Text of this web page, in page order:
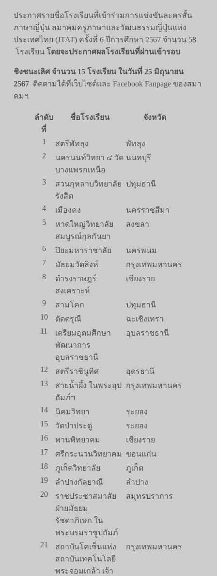
ประกาศรายชื่อโรงเรียนที่เข้าร่วมการแข่งขันละครสั้น
ภาษาญี่ปุ่น สมาคมครูภาษาและวัฒนธรรมญี่ปุ่นแห่ง
ประเทศไทย (JTAT) ครั้งที่ 6 ปีการศึกษา 2567 จำนวน 58
โรงเรียน โดยจะประกาศผลโรงเรียนที่ผ่านเข้ารอบ
ชิงชนะเลิศ จำนวน 15 โรงเรียน ในวันที่ 25 มิถุนายน
2567 ติดตามได้ที่เว็บไซต์และ Facebook Fanpage ของสมา
คมฯ
ลำดับ
ที่
ชื่อโรงเรียน จังหวัด
1 สตรีพัทลุง
พัทลุง
2
นครนนท์วิทยา ๔ วัด
บางแพรกเหนือ
นนทบุรี
3
สวนกุหลาบวิทยาลัย
รังสิต
ปทุมธานี
4 เมืองคง
นครราชสีมา
5
หาดใหญ่วิทยาลัย
สมบูรณ์กุลกันยา
สงขลา
6 ปิยะมหาราชาลัย
นครพนม
7
มัธยมวัดสิงห์
กรุงเทพมหานคร
8
ดำรงราษฎร์
สงเคราะห์
เชียงราย
9 สามโคก
ปทุมธานี
10
ดัดดรุณี
ฉะเชิงเทรา
11
เตรียมอุดมศึกษา
พัฒนาการ
อุบลราชธานี
อุบลราชธานี
12 สตรีราชินูทิศ
อุดรธานี
13
สายน้ำผึ้ง ในพระอุป
ถัมภ์ฯ
กรุงเทพมหานคร
14 นิคมวิทยา
ระยอง
15
วัดป่าประดู่
ระยอง
16
พานพิทยาคม
เชียงราย
17
ศรีกระนวนวิทยาคม
ขอนแก่น
18
ภูเก็ตวิทยาลัย
ภูเก็ต
19
ลำปางกัลยาณี
ลำปาง
20
ราชประชาสมาสัย
ฝ่ายมัธยม
รัชดาภิเษก ใน
พระบรมราชูปถัมภ์
สมุทรปราการ
21
สถาบันโคเซ็นแห่ง
สถาบันเทคโนโลยี
พระจอมเกล้า เจ้า
กรุงเทพมหานคร